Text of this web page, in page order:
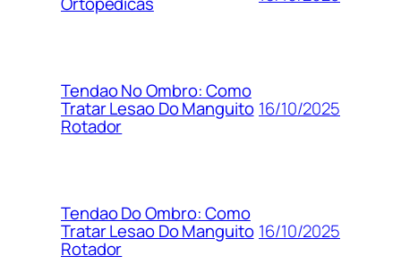
Tendao No Ombro: Como
Tratar Lesao Do Manguito
Rotador
16/10/2025
Tendao Do Ombro: Como
Tratar Lesao Do Manguito
Rotador
16/10/2025